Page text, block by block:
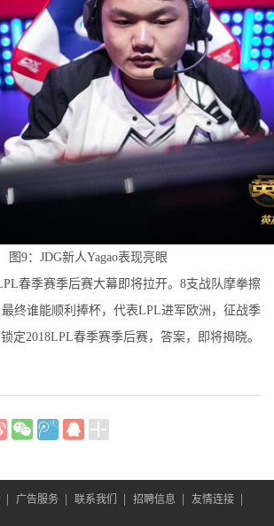
9：JDG新人Yagao表现亮眼
春季赛季后赛大幕即将拉开。8支战队摩拳擦
终谁能顺利捧杯，代表LPL进军欧洲，征战季
定2018LPL春季赛季后赛，答案，即将揭晓。
广告服务 联系我们 招聘信息 友情连接